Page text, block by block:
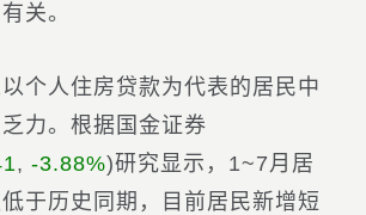
关。
人住房贷款为代表的居民中
力。根据 国金证券
, -3.88%)研究显示，1~7月居
于历史同期，目前居民新增短